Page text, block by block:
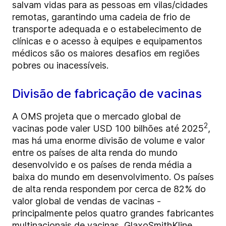
salvam vidas para as pessoas em vilas/cidades
remotas, garantindo uma cadeia de frio de
transporte adequada e o estabelecimento de
clínicas e o acesso à equipes e equipamentos
médicos são os maiores desafios em regiões
pobres ou inacessíveis.
Divisão de fabricação de vacinas
A OMS projeta que o mercado global de
vacinas pode valer USD 100 bilhões até 20252,
mas há uma enorme divisão de volume e valor
entre os países de alta renda do mundo
desenvolvido e os países de renda média a
baixa do mundo em desenvolvimento. Os países
de alta renda respondem por cerca de 82% do
valor global de vendas de vacinas -
principalmente pelos quatro grandes fabricantes